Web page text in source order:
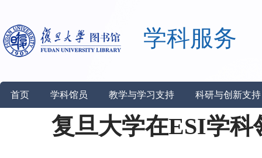
学科服务
首页 学科馆员 教学与学习支持 科研与创新支持
复旦大学在ESI学科